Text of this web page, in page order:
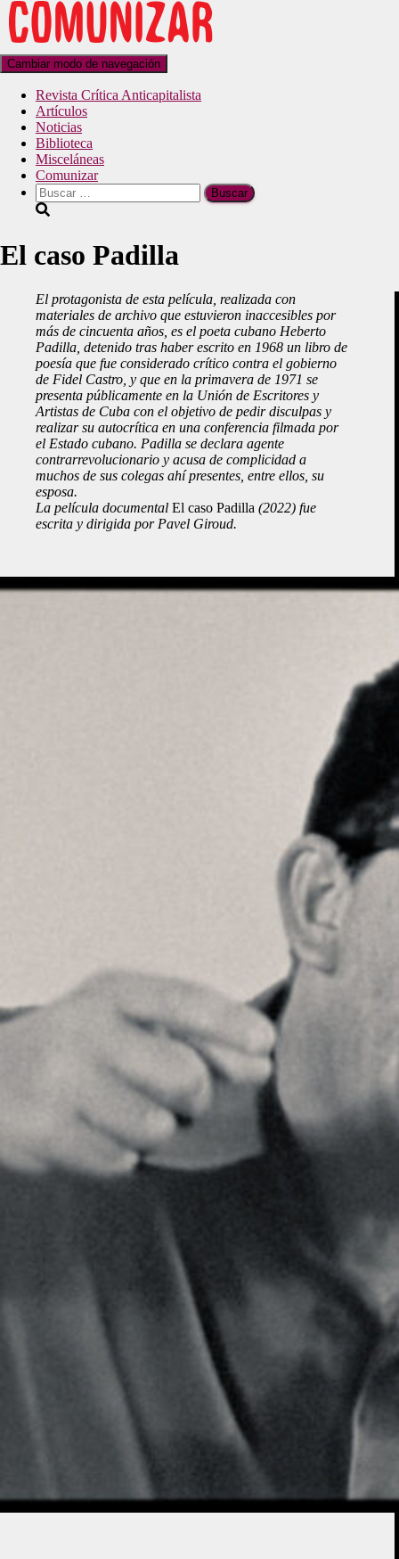
Cambiar modo de navegación
Revista Crítica Anticapitalista
Artículos
Noticias
Biblioteca
Misceláneas
Comunizar
El caso Padilla
El protagonista de esta película, realizada con
materiales de archivo que estuvieron inaccesibles por
más de cincuenta años, es el poeta cubano Heberto
Padilla, detenido tras haber escrito en 1968 un libro de
poesía que fue considerado crítico contra el gobierno
de Fidel Castro, y que en la primavera de 1971 se
presenta públicamente en la Unión de Escritores y
Artistas de Cuba con el objetivo de pedir disculpas y
realizar su autocrítica en una conferencia filmada por
el Estado cubano. Padilla se declara agente
contrarrevolucionario y acusa de complicidad a
muchos de sus colegas ahí presentes, entre ellos, su
esposa.
La película documental El caso Padilla (2022) fue
escrita y dirigida por Pavel Giroud.